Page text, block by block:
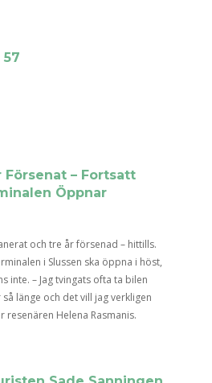
57
– Fortsatt
Öppnar
och tre år försenad – hittills.
i Slussen ska öppna i höst,
inte. – Jag tvingats ofta ta bilen
länge och det vill jag verkligen
resenären Helena Rasmanis.